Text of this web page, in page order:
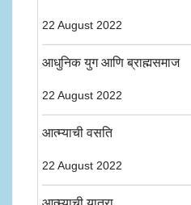
22 August 2022
आधुनिक युग आणि ब्राह्मसमाज
22 August 2022
आत्म्याची वसति
22 August 2022